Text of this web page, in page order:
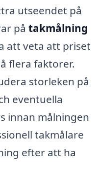
utseendet på
på takmålning
att veta att priset
flera faktorer.
storleken på
eventuella
innan målningen
takmålare
efter att ha